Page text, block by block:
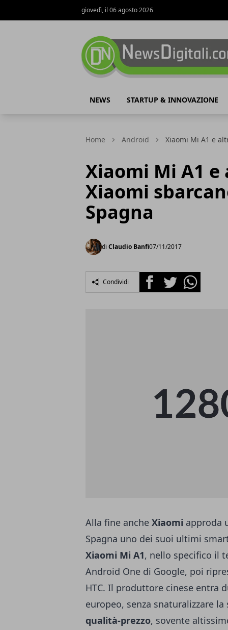
giovedì, il 06 agosto 2026
NEWS STARTUP & INNOVAZIONE
Home Android Xiaomi Mi A1 e
Xiaomi Mi A1
Xiaomi
Spagna
di Claudio Banfi07/11/2017
Condividi FacebookTwitterWhatsapp
Alla fine anche Xiaomi approda
Spagna uno dei suoi ultimi
Xiaomi Mi A1, nello specifico il
Android One di Google, poi
HTC. Il produttore cinese entra
europeo, senza snaturalizzare
qualità-prezzo, sovente